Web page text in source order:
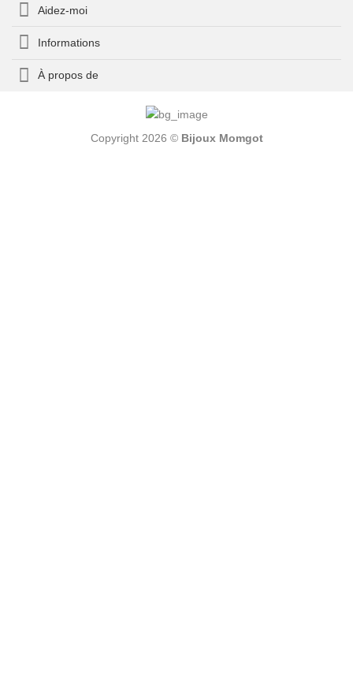
Aidez-moi
Informations
À propos de
Copyright 2026 © Bijoux Momgot